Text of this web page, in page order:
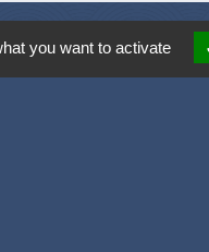
Accueil /
you want to activate